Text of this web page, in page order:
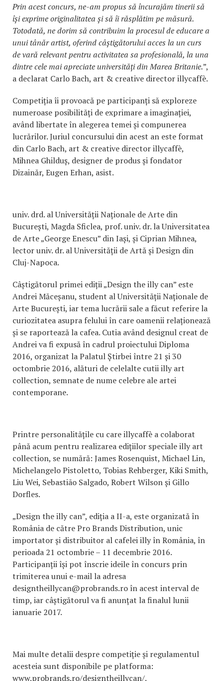
Prin acest concurs, ne-am propus să încurajăm tinerii să
își exprime originalitatea și să îi răsplătim pe măsură.
Totodată, ne dorim să contribuim la procesul de educare a
unui tânăr artist, oferind câștigătorului acces la un curs
de vară relevant pentru activitatea sa profesională, la una
dintre cele mai apreciate universități din Marea Britanie.”,
a declarat Carlo Bach, art & creative director illycaffè.
Competiția îi provoacă pe participanți să exploreze
numeroase posibilități de exprimare a imaginației,
având libertate în alegerea temei și compunerea
lucrărilor. Juriul concursului din acest an este format
din Carlo Bach, art & creative director illycaffè,
Mihnea Ghilduș, designer de produs și fondator
Dizainăr, Eugen Erhan, asist.
univ. drd. al Universității Naționale de Arte din
București, Magda Sficlea, prof. univ. dr. la Universitatea
de Arte „George Enescu” din Iași, și Ciprian Mihnea,
lector univ. dr. al Universității de Artă și Design din
Cluj-Napoca.
Câștigătorul primei ediții „Design the illy can” este
Andrei Măceșanu, student al Universității Naționale de
Arte București, iar tema lucrării sale a făcut referire la
curiozitatea asupra felului în care oamenii relaționează
și se raportează la cafea. Cutia având designul creat de
Andrei va fi expusă în cadrul proiectului Diploma
2016, organizat la Palatul Știrbei între 21 și 30
octombrie 2016, alături de celelalte cutii illy art
collection, semnate de nume celebre ale artei
contemporane.
Printre personalitățile cu care illycaffè a colaborat
până acum pentru realizarea edițiilor speciale illy art
collection, se numără: James Rosenquist, Michael Lin,
Michelangelo Pistoletto, Tobias Rehberger, Kiki Smith,
Liu Wei, Sebastião Salgado, Robert Wilson și Gillo
Dorfles.
„Design the illy can”, ediția a II-a, este organizată în
România de către Pro Brands Distribution, unic
importator și distribuitor al cafelei illy în România, în
perioada 21 octombrie – 11 decembrie 2016.
Participanții își pot înscrie ideile în concurs prin
trimiterea unui e-mail la adresa
designtheillycan@probrands.ro în acest interval de
timp, iar câștigătorul va fi anunțat la finalul lunii
ianuarie 2017.
Mai multe detalii despre competiție și regulamentul
acesteia sunt disponibile pe platforma:
www.probrands.ro/designtheillycan/.